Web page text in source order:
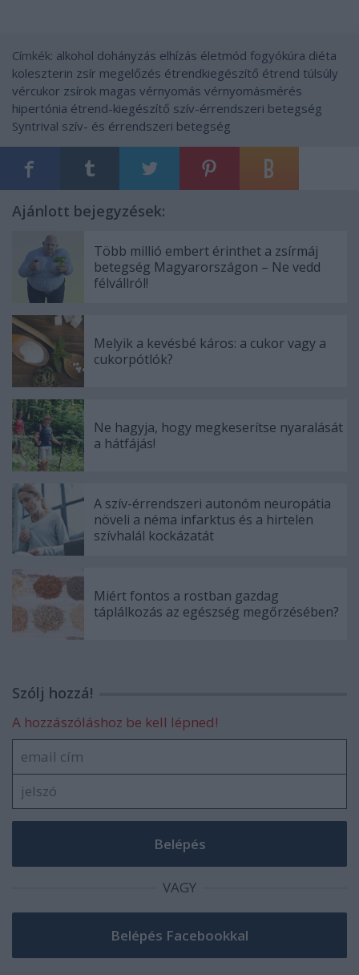
Címkék: alkohol dohányzás elhízás életmód fogyókúra diéta
koleszterin zsír megelőzés étrendkiegészítő étrend túlsúly
vércukor zsírok magas vérnyomás vérnyomásmérés
hipertónia étrend-kiegészítő szív-érrendszeri betegség
Syntrival szív- és érrendszeri betegség
Ajánlott bejegyzések:
Több millió embert érinthet a zsírmáj
betegség Magyarországon – Ne vedd
félvállról!
Melyik a kevésbé káros: a cukor vagy a
cukorpótlók?
Ne hagyja, hogy megkeserítse nyaralását
a hátfájás!
A szív-érrendszeri autonóm neuropátia
növeli a néma infarktus és a hirtelen
szívhalál kockázatát
Miért fontos a rostban gazdag
táplálkozás az egészség megőrzésében?
Szólj hozzá!
A hozzászóláshoz be kell lépned!
VAGY